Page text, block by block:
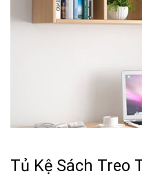
Tủ Kệ Sách Treo